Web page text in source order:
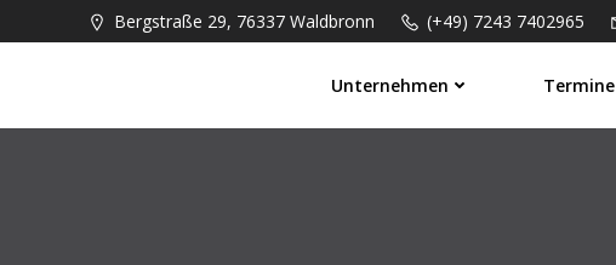
zum
Bergstraße 29, 76337 Waldbronn (+49) 7243 7402965
Unternehmen Termine